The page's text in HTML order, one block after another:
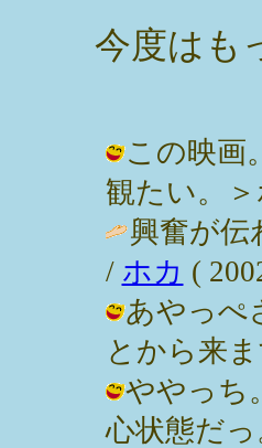
今度はも
この映画
観たい。
興奮が伝
/ ホカ (
あやっぺ
とから来
ややっち
心状態だ